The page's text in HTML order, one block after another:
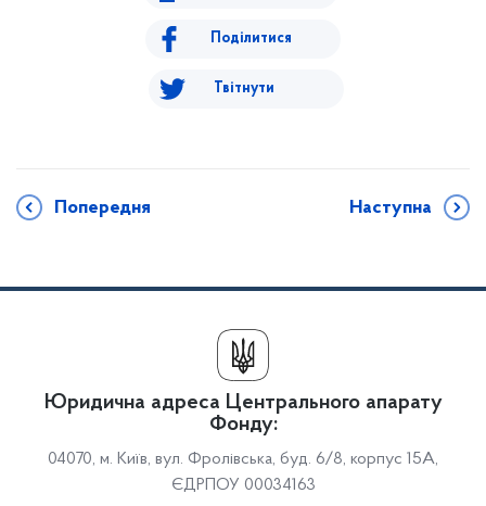
Поділитися
Твітнути
Попередня Наступна
Юридична адреса Центрального апарату
Фонду:
04070, м. Київ, вул. Фролівська, буд. 6/8, корпус 15А,
ЄДРПОУ 00034163